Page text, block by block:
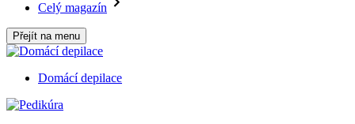
Celý magazín
Přejít na menu
Domácí depilace